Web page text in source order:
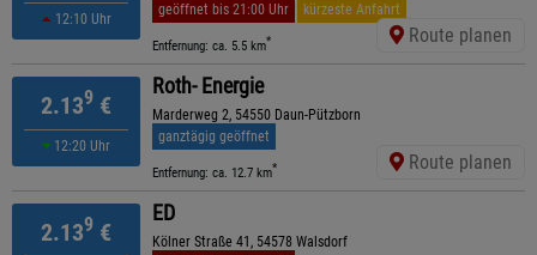
12:10 Uhr
geöffnet bis 21:00 Uhr
kürzeste Anfahrt
Entfernung: ca. 5.5 km* Route planen
2.139 €
12:20 Uhr
Roth- Energie
Marderweg 2, 54550 Daun-Pützborn
ganztägig geöffnet
Entfernung: ca. 12.7 km* Route planen
2.139 €
ED
Kölner Straße 41, 54578 Walsdorf